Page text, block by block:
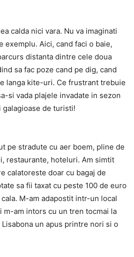
calda nici vara. Nu va imaginati
exemplu. Aici, cand faci o baie,
distanta dintre cele doua
sa fac poze cand pe dig, cand
langa kite-uri. Ce frustrant trebuie
si vada plajele invadate in sezon
de turisti!
pe stradute cu aer boem, pline de
restaurante, hoteluri. Am simtit
calatoreste doar cu bagaj de
sa fii taxat cu peste 100 de euro
M-am adapostit intr-un local
m-am intors cu un tren tocmai la
un apus printre nori si o